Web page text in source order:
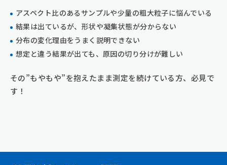
アスペクト比のあるサンプルや少量の粗大粒子に悩んでいる
結果は出ているが、形状や凝集状態が分からない
分布の変化理由をうまく説明できない
想定と違う結果が出ても、原因の切り分けが難しい
その”もやもや”を抱えたまま測定を続けている方、必見で
す！